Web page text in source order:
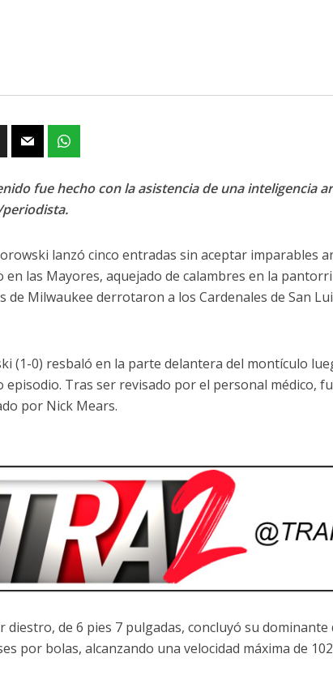
fue hecho con la asistencia de una inteligencia
lanzó cinco entradas sin aceptar imparables
en las Mayores, aquejado de calambres en la
de Milwaukee derrotaron a los Cardenales de San
(1-0) resbaló en la parte delantera del montículo
episodio. Tras ser revisado por el personal médico,
por Nick Mears.
diestro, de 6 pies 7 pulgadas, concluyó su
por bolas, alcanzando una velocidad máxima de